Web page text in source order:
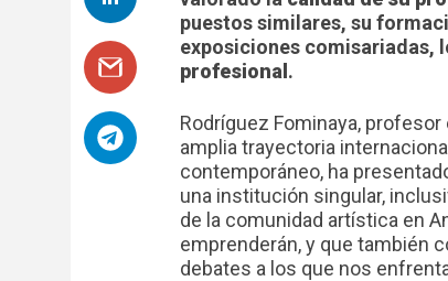
puestos similares, su
exposiciones comisariadas,
profesional .
Rodríguez Fominaya,
amplia trayectoria
contemporáneo, ha
una institución singular,
de la comunidad artística en
emprenderán, y que también
debates a los que nos